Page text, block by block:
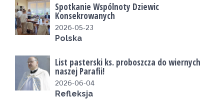
Spotkanie Wspólnoty Dziewic
Konsekrowanych
2026-05-23
Polska
List pasterski ks. proboszcza do wiernych
naszej Parafii!
2026-06-04
Refleksja